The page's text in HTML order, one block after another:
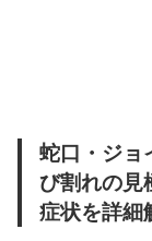
蛇口・ジョ
び割れの見
症状を詳細